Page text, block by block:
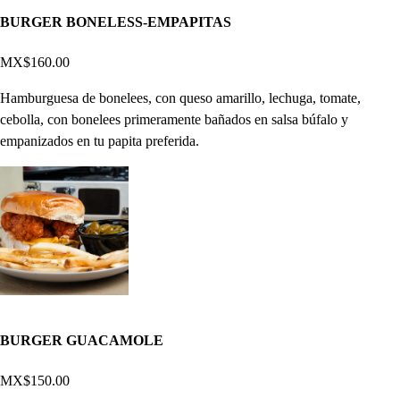
BURGER BONELESS-EMPAPITAS
MX$160.00
Hamburguesa de bonelees, con queso amarillo, lechuga, tomate,
cebolla, con bonelees primeramente bañados en salsa búfalo y
empanizados en tu papita preferida.
BURGER GUACAMOLE
MX$150.00